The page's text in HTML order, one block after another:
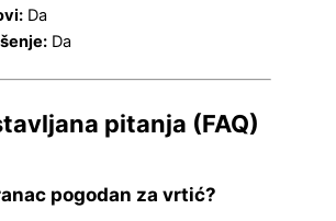
Da
Da
pitanja (FAQ)
pogodan za vrtić?